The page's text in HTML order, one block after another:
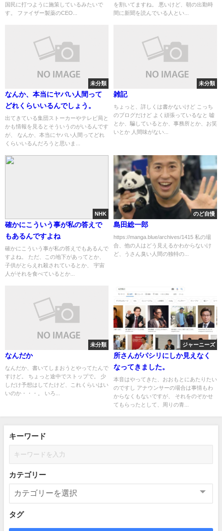
国民に打つように施策しているみたいで
す。 ファイザー製薬のCEO...
を割いてますね。 悪いけど、朝の出勤時
間に新聞を読んでいる人とい...
未分類
なんか、本当にヤバい人間って
どれくらいいるんでしょう。
出てきている集団ストーカーやテレビ局と
かも情報を見るとそういうのがいるんです
が、 なんか、本当にヤバい人間ってどれ
くらいいるんだろうと思いま...
未分類
雑記
ちょっと、詳しくは書かないけど こっち
のブログだけど よく頑張っているなと 嘘
とか、騙しているとか、事務所とか、お笑
いとか 人間味がない...
NHK
確かにこういう事が私の答えで
もあるんですよね
確かにこういう事が私の答えでもあるんで
すよね。 ただ、この地下があってとか、
子供がとらえれ殺されているとか、 宇宙
人がそれを食べているとか...
のど自慢
島田総一郎
https://manga.blue/archives/1415 私の場
合、他の人はどう見えるかわからないけ
ど、うさん臭い人間の独特の...
未分類
なんだか
なんだか、書いてしまおうとやってたんで
すけど。 ちょっと途中でストップで。 少
しだけ予想はしてたけど、これくらいはい
いのか・・・。 いろ...
ジャーニーズ
所さんがパシリにしか見えなく
なってきました。
本音はやってきた、おおもとにあたりたい
のですし アナウンサーの場合は事情もわ
からなくもないですが、 それをのぞかせ
てもらったとして、周りの青...
キーワード
カテゴリー
タグ